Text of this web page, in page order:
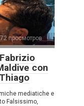
просмотров
con
mediatiche e
Falsissimo,